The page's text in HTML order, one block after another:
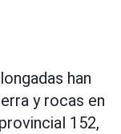
han
y rocas en
152,